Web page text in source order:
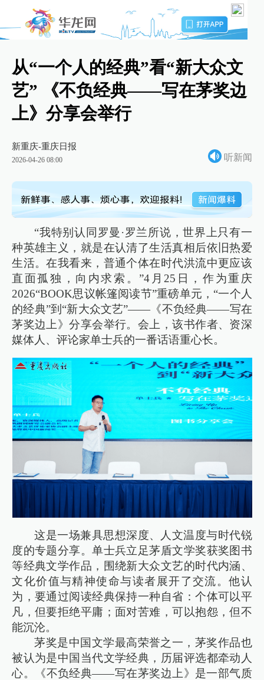
从“一个人的经典”看“新大众文
艺” 《不负经典——写在茅奖边
上》分享会举行
新重庆-重庆日报
2026-04-26 08:00 听新闻
“我特别认同罗曼·罗兰所说，世界上只有一
种英雄主义，就是在认清了生活真相后依旧热爱
生活。在我看来，普通个体在时代洪流中更应该
直面孤独，向内求索。”4月25日，作为重庆
2026“BOOK思议帐篷阅读节”重磅单元，“一个人
的经典”到“新大众文艺”——《不负经典——写在
茅奖边上》分享会举行。会上，该书作者、资深
媒体人、评论家单士兵的一番话语重心长。
这是一场兼具思想深度、人文温度与时代锐
度的专题分享。单士兵立足茅盾文学奖获奖图书
等经典文学作品，围绕新大众文艺的时代内涵、
文化价值与精神使命与读者展开了交流。他认
为，要通过阅读经典保持一种自省：个体可以平
凡，但要拒绝平庸；面对苦难，可以抱怨，但不
能沉沦。
茅奖是中国文学最高荣誉之一，茅奖作品也
被认为是中国当代文学经典，历届评选都牵动人
心。《不负经典——写在茅奖边上》是一部气质